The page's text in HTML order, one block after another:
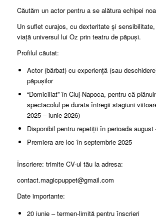
Căutăm un actor pentru a se alătura echipei
Un suflet curajos, cu dexteritate și
viață universul lui Oz prin teatru de păpuși.
Profilul căutat:
Actor (bărbat) cu experiență (sau
păpușilor
“Domiciliat” în Cluj-Napoca, pentru că
spectacolul pe durata întregii stagiuni
2025 – iunie 2026)
Disponibil pentru repetiții în perioada august
Premiera are loc în septembrie 2025
Înscriere: trimite CV-ul tău la adresa:
contact.magicpuppet@gmail.com
Date importante:
20 iunie – termen-limită pentru înscrieri